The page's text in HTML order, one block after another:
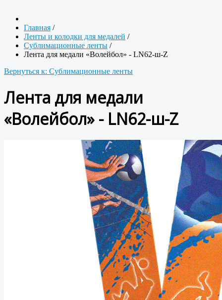
Главная /
Ленты и колодки для медалей /
Сублимационные ленты /
Лента для медали «Волейбол» - LN62-ш-Z
Вернуться к: Сублимационные ленты
Лента для медали
«Волейбол» - LN62-ш-Z